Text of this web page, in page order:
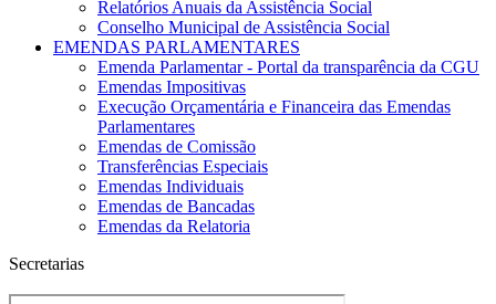
Relatórios Anuais da Assistência Social
Conselho Municipal de Assistência Social
EMENDAS PARLAMENTARES
Emenda Parlamentar - Portal da transparência da CGU
Emendas Impositivas
Execução Orçamentária e Financeira das Emendas
Parlamentares
Emendas de Comissão
Transferências Especiais
Emendas Individuais
Emendas de Bancadas
Emendas da Relatoria
Secretarias